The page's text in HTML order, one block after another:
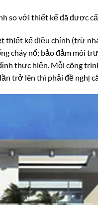
so với thiết kế đã được
thiết kế điều chỉnh (trừ
cháy nổ; bảo đảm môi
thực hiện. Mỗi công
trở lên thì phải đề nghị